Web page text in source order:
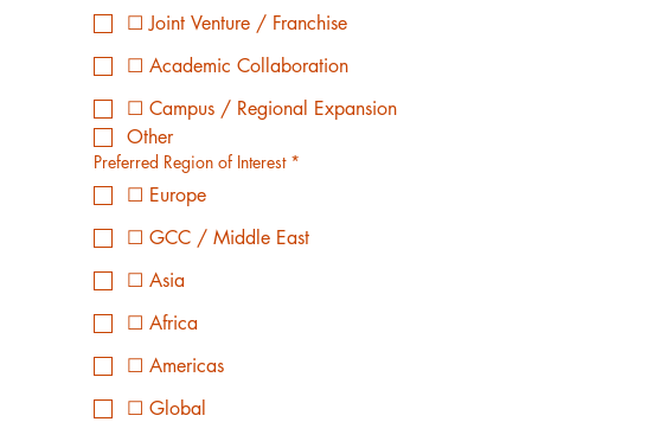
☐ Joint Venture / Franchise
☐ Academic Collaboration
☐ Campus / Regional Expansion
Other
Preferred Region of Interest *
☐ Europe
☐ GCC / Middle East
☐ Asia
☐ Africa
☐ Americas
☐ Global